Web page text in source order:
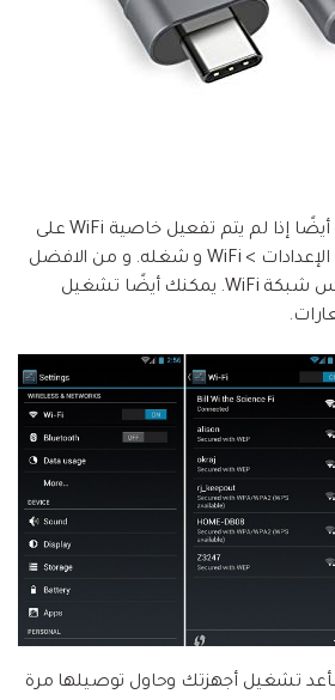
يمكن أن تحدث المشكلة أيضًا إذا لم يتم تفعيل خاصية WiFi على
أي من الأجهزة. اذهب إلى الإعدادات > WiFi و شغله. و من الافضل
توصيل كلا الجهازين بنفس شبكة WiFi. يمكنك أيضًا تشغيل
تشغيل أجهزتك وحاول توصيلها مرة